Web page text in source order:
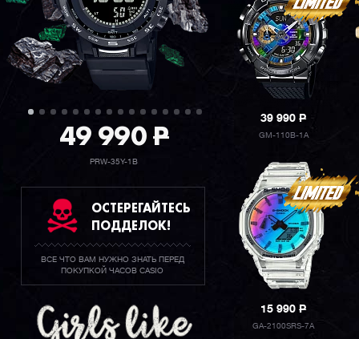
49 990P
PRW-35Y-1B
ОСТЕРЕГАЙТЕСЬ
ПОДДЕЛОК!
ВСЕ ЧТО ВАМ НУЖНО ЗНАТЬ ПЕРЕД
ПОКУПКОЙ ЧАСОВ CASIO
39 990P
GM-110B-1A
15 990P
GA-2100SRS-7A